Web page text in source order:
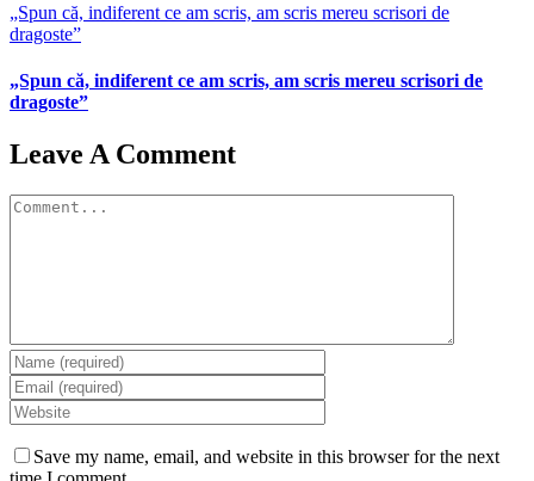
„Spun că, indiferent ce am scris, am scris mereu scrisori de
dragoste”
„Spun că, indiferent ce am scris, am scris mereu scrisori de
dragoste”
Leave A Comment
Comment
Save my name, email, and website in this browser for the next